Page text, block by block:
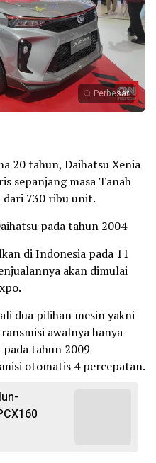
Perbesar
20 tahun, Daihatsu Xenia
sepanjang masa Tanah
dari 730 ribu unit.
pada tahun 2004
di Indonesia pada 11
akan dimulai
dua pilihan mesin yakni
awalnya hanya
tahun 2009
otomatis 4 percepatan.